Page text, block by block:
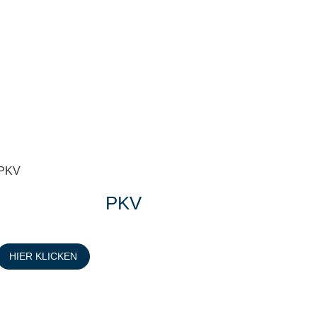
PKV
HIER KLICKEN